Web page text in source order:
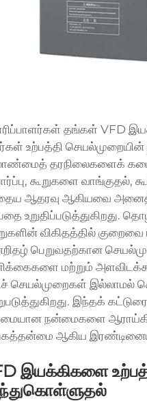
தங்கள் VFD
உற்பத்தி செயல்முறையின்
தரநிலைகளைக்
கூறுகளை
ஆதரவு ஆகியவை
உறுதிப்படுத்துகிறது.
விகிதத்தில்
பெறுவதற்கான
மற்றும்
செயல்முறைகள் இல்லாமல்
இந்தக்
நன்மைகளை
ஆகிய
இயக்கிகளை